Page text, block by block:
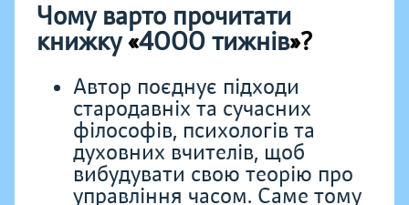
Чому варто прочитати
книжку«4000 тижнів»?
Автор поєднує підходи
стародавніх та сучасних
філософів, психологів та
духовних вчителів, щоб
вибудувати свою теорію про
управління часом. Саме тому